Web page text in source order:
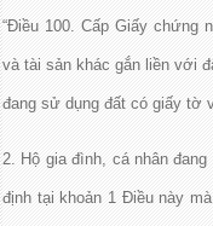
“Điều 100. Cấp Giấy chứng
và tài sản khác gắn liền với
đang sử dụng đất có giấy tờ
2. Hộ gia đình, cá nhân
định tại khoản 1 Điều này